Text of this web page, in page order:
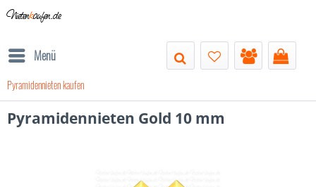
Nietenkaufen.de
Menü
Pyramidennieten kaufen
Pyramidennieten Gold 10 mm